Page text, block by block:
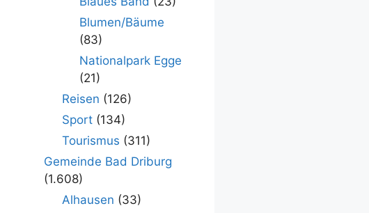
Blumen/Bäume
(83)
Nationalpark Egge
(21)
Reisen (126)
Sport(134)
Tourismus (311)
Gemeinde Bad Driburg
(1.608)
Alhausen (33)